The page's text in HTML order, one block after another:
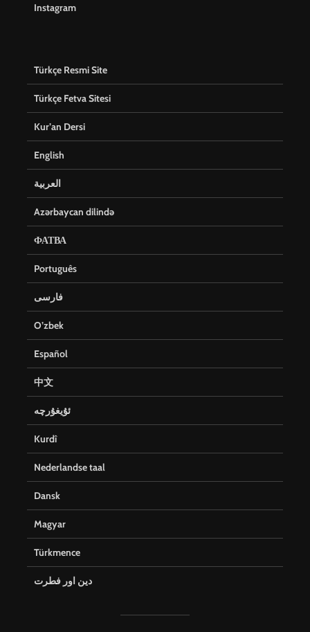
Instagram
Türkçe Resmi Site
Türkçe Fetva Sitesi
Kur’an Dersi
English
العربية
Azərbaycan dilində
ФАТВА
Português
فارسی
O’zbek
Español
中文
ئۇيغۇرچە
Kurdî
Nederlandse taal
Dansk
Magyar
Türkmence
دین اور فطرت